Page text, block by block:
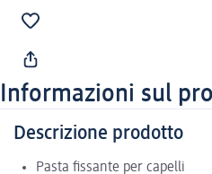
Informazioni sul
Descrizione prodotto
Pasta fissante per capelli